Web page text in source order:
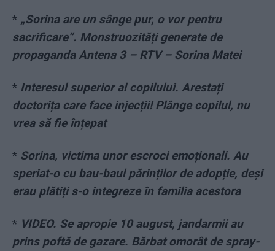
* „Sorina are un sânge pur, o vor pentru
sacrificare”. Monstruozități generate de
propaganda Antena 3 – RTV – Sorina Matei
* Interesul superior al copilului. Arestați
doctorița care face injecții! Plânge copilul, nu
vrea să fie înțepat
* Sorina, victima unor escroci emoționali. Au
speriat-o cu bau-baul părinților de adopție, deși
erau plătiți s-o integreze în familia acestora
* VIDEO. Se apropie 10 august, jandarmii au
prins poftă de gazare. Bărbat omorât de spray-